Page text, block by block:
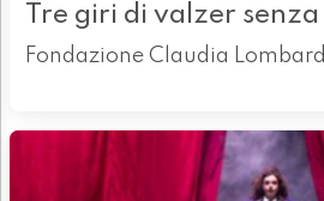
Tre giri di valzer
Fondazione Claudia